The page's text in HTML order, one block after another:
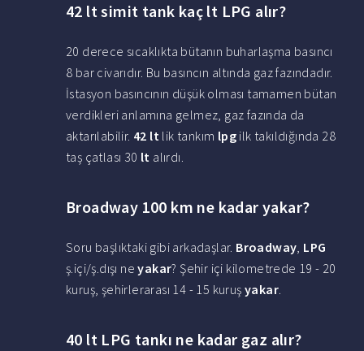
42 lt simit tank kaç lt LPG alır?
20 derece sıcaklıkta bütanın buharlaşma basıncı
8 bar civarıdır. Bu basıncın altında gaz fazındadır.
İstasyon basıncının düşük olması tamamen bütan
verdikleri anlamına gelmez, gaz fazında da
aktarılabilir. 42 lt lik tankım lpg ilk takıldığında 28
taş çatlası 30 lt alırdı.
Broadway 100 km ne kadar yakar?
Soru başlıktaki gibi arkadaşlar. Broadway, LPG
ş.içi/ş.dışı neyakar? Şehir içi kilometrede 19 - 20
kuruş, şehirlerarası 14 - 15 kuruş yakar.
40 lt LPG tankı ne kadar gaz alır?